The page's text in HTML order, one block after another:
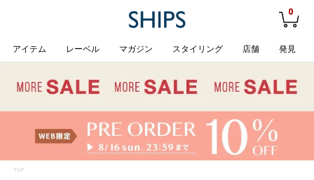
0
アイテム レーベル マガジン スタイリング 店舗 発見
TOP